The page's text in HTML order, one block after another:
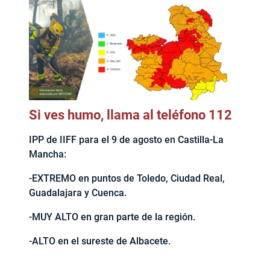
Si ves humo, llama al teléfono 112
IPP de IIFF para el 9 de agosto en Castilla-La
Mancha:
-EXTREMO en puntos de Toledo, Ciudad Real,
Guadalajara y Cuenca.
-MUY ALTO en gran parte de la región.
-ALTO en el sureste de Albacete.